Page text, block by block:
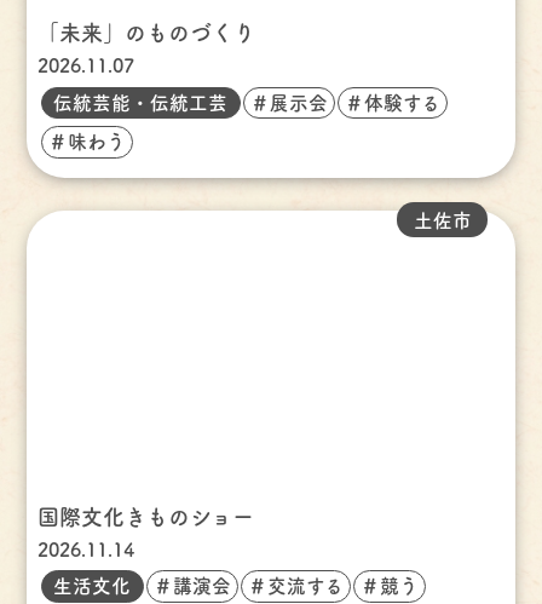
「未来」のものづくり
2026.11.07
伝統芸能・伝統工芸 ＃展示会 ＃体験する
＃味わう
国際文化きものショー
2026.11.14
土佐市
生活文化 ＃講演会 ＃交流する ＃競う